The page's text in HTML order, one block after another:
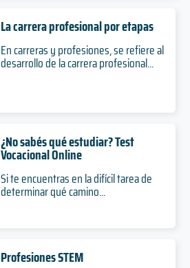
La carrera profesional por etapas
En carreras y profesiones, se refiere al
desarrollo de la carrera profesional...
¿No sabés qué estudiar? Test
Vocacional Online
Si te encuentras en la difícil tarea de
determinar qué camino...
Profesiones STEM